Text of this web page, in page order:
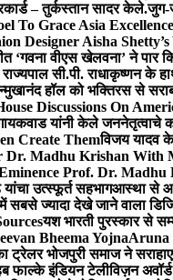
– तुर्कस्तान सादर केले.जुग-
To Grace Asia
Designer Aisha
‘गवना वीएस खेलवना’ ने
सी.पी. राधाकृष्णन के
हॉल को भक्तिरस से
Discussions On
यांनी केले जननेतृत्वाचे
Create Themविजय यादव के
Dr. Madhu Krishan With
Prof. Dr. Madhu
यांचा उत्स्फूर्त सहभागआस्था से
में सबसे ज्यादा देखे जाने वाला
यश भारती पुरस्कार से
Bheema YojnaAruna
ट्रेलर भोजपुरी समाज ने सराहा
फाल्के इंडियन टेलीविज़न